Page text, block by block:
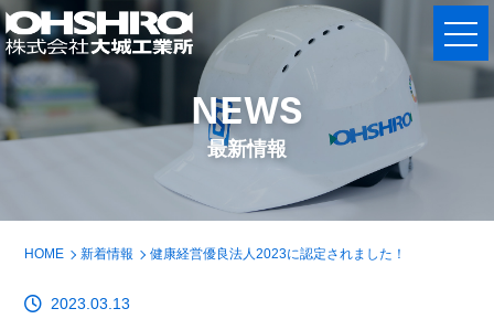
NEWS
最新情報
HOME 新着情報 健康経営優良法人2023に認定されました！
2023.03.13